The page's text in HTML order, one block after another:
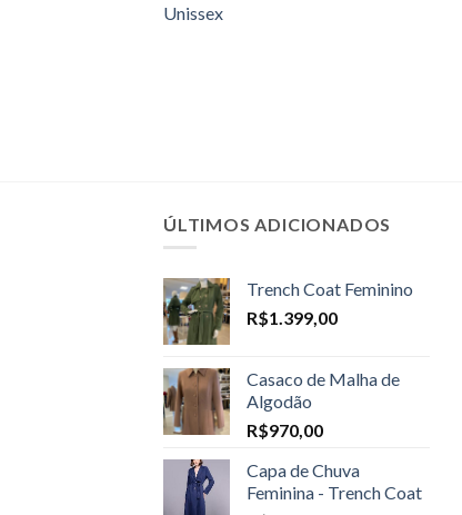
Unissex
ÚLTIMOS ADICIONADOS
Trench Coat Feminino
R$1.399,00
Casaco de Malha de
Algodão
R$970,00
Capa de Chuva
Feminina - Trench Coat